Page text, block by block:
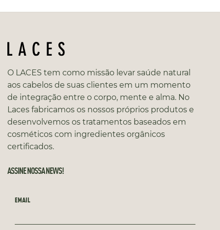
O LACES tem como missão levar saúde natural
aos cabelos de suas clientes em um momento
de integração entre o corpo, mente e alma. No
Laces fabricamos os nossos próprios produtos e
desenvolvemos os tratamentos baseados em
cosméticos com ingredientes orgânicos
certificados.
ASSINE NOSSA NEWS!
EMAIL